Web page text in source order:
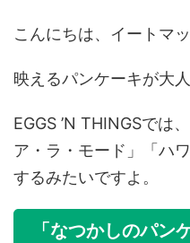
こんにちは、イートマ
映えるパンケーキが大人
EGGS ’N THINGSでは
ア・ラ・モード」「ハ
するみたいですよ。
「なつかしのパン